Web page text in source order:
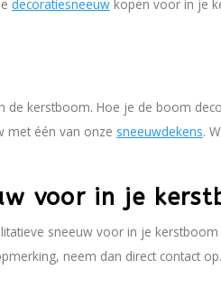
decoratiesneeuw kopen voor in je
kerstboom. Hoe je de boom
met één van onze sneeuwdekens.
voor in je
sneeuw voor in je
neem dan direct contact